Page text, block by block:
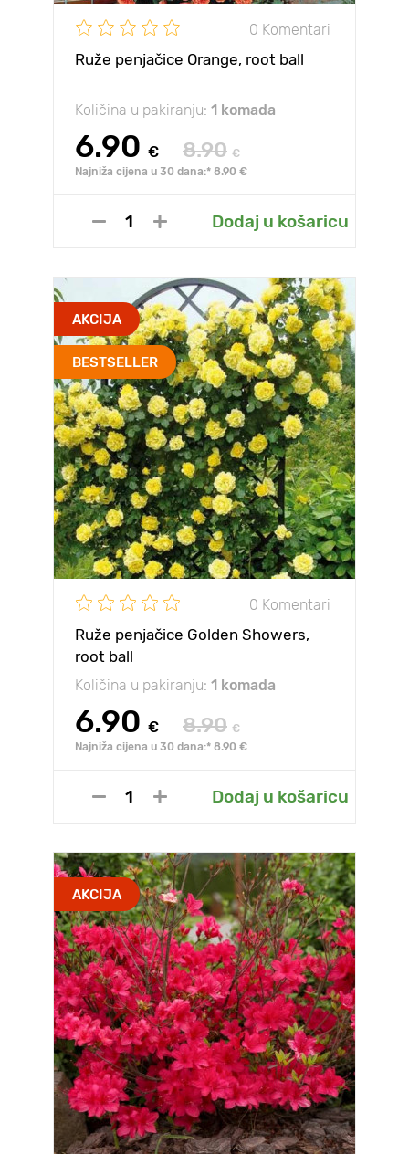
0 Komentari
Ruže penjačice Orange, root ball
Količina u pakiranju: 1 komada
6.90 € 8.90 €
Najniža cijena u 30 dana:* 8.90 €
Dodaj u košaricu
AKCIJA
BESTSELLER
0 Komentari
Ruže penjačice Golden Showers,
root ball
Količina u pakiranju: 1 komada
6.90 € 8.90 €
Najniža cijena u 30 dana:* 8.90 €
Dodaj u košaricu
AKCIJA